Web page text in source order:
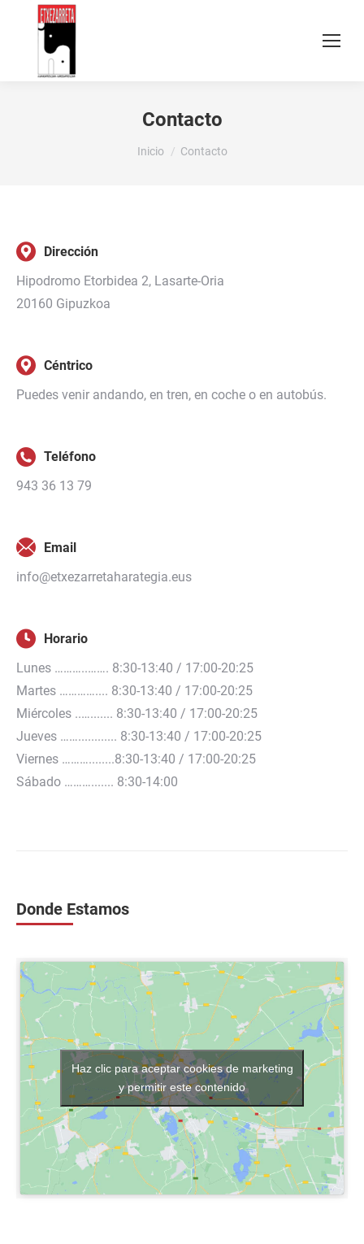
Contacto
Estás aquí:
Inicio Contacto
Dirección
Hipodromo Etorbidea 2, Lasarte-Oria
20160 Gipuzkoa
Céntrico
Puedes venir andando, en tren, en coche o en autobús.
Teléfono
943 36 13 79
Email
info@etxezarretaharategia.eus
Horario
Lunes ………..……. 8:30-13:40 / 17:00-20:25
Martes ………….... 8:30-13:40 / 17:00-20:25
Miércoles ..…....... 8:30-13:40 / 17:00-20:25
Jueves ……............ 8:30-13:40 / 17:00-20:25
Viernes ………........8:30-13:40 / 17:00-20:25
Sábado ………....... 8:30-14:00
Donde Estamos
Haz clic para aceptar cookies de marketing
y permitir este contenido